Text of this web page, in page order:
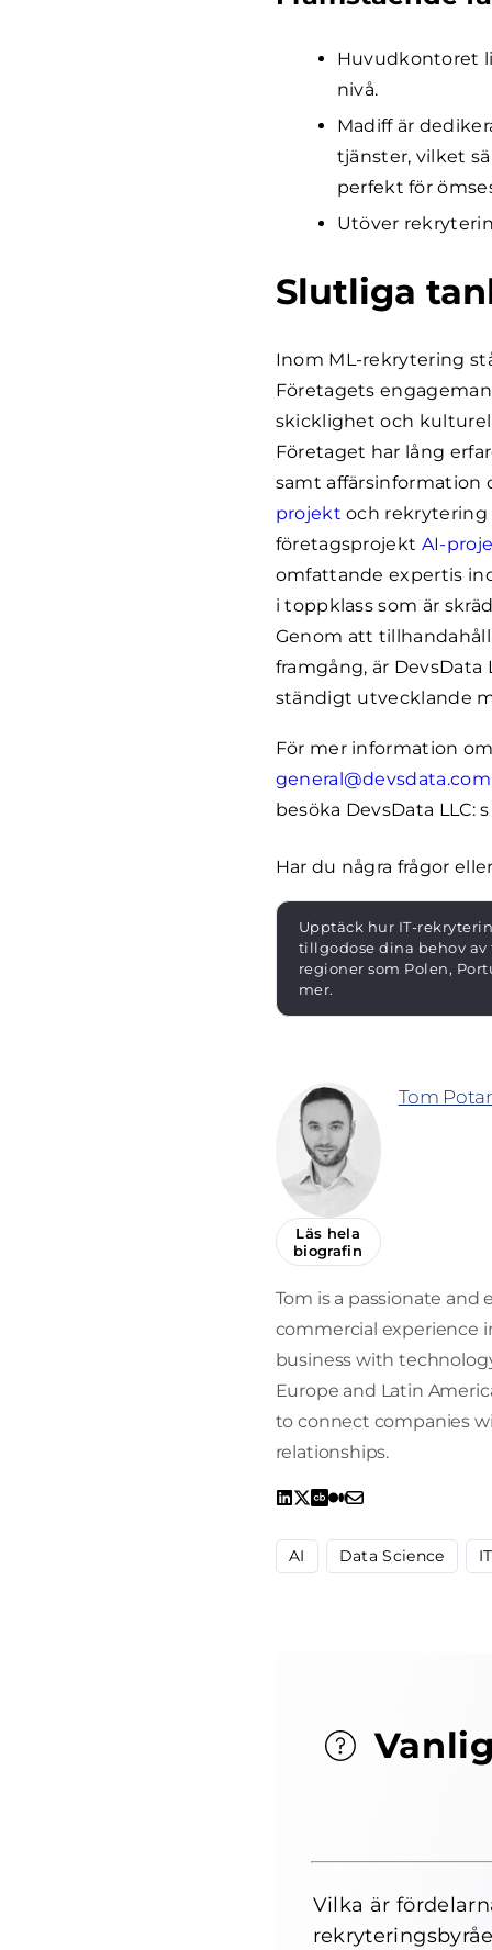
Huvudkontoret
nivå.
Madiff är
tjänster, vilket
perfekt för
Utöver
Slutliga
Inom ML-rekrytering
Företagets
skicklighet och
Företaget har lång
samt affärsinformation
projekt och rekrytering
företagsprojekt AI-
omfattande expertis
i toppklass som är
Genom att
framgång, är
ständigt utvecklande
För mer information
general@devsdata.com
besöka DevsData LLC:
Har du några frågor
Upptäck hur IT-
tillgodose dina behov
regioner som Polen,
mer.
Läs hela
biografin
Tom
Tom is a passionate and
commercial experience
business with
Europe and Latin
to connect companies
relationships.
AI Data Science
Vilka är